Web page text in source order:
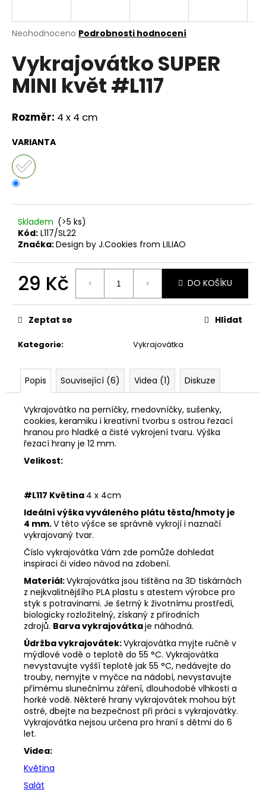
Průměrné
produktu
je
0,0
hvězdiček.
Neohodnoceno Podrobnosti hodnocení
Vykrajovátko SUPER
MINI květ #L117
Rozměr: 4 x 4 cm
VARIANTA
Skladem (>5 ks)
Kód: L117/SL22
Značka:Design by J.Cookies from LILIAO
29 Kč
cena:
DO KOŠÍKU
Kategorie: Vykrajovátka
Zeptat se Hlídat
Popis Související (6) Videa (1) Diskuze
Vykrajovátko na perníčky, medovníčky, sušenky,
cookies, keramiku i kreativní tvorbu s ostrou řezací
hranou pro hladké a čisté vykrojení tvaru. Výška
řezací hrany je 12 mm.
Velikost:
#L117 Květina 4 x 4cm
Ideální výška vyváleného plátu těsta/hmoty je
4 mm.V této výšce se správně vykrojí i naznačí
vykrajovaný tvar.
Číslo vykrajovátka Vám zde pomůže dohledat
inspiraci či video návod na zdobení.
Materiál:Vykrajovátka jsou tištěna na 3D tiskárnách
z nejkvalitnějšího PLA plastu s atestem výrobce pro
styk s potravinami. Je šetrný k životnímu prostředí,
biologicky rozložitelný, získaný z přírodních
zdrojů. Barva vykrajovátkaje náhodná.
Údržba vykrajovátek:Vykrajovátka myjte ručně v
mýdlové vodě o teplotě do 55 °C. Vykrajovátka
nevystavujte vyšší teplotě jak 55 °C, nedávejte do
trouby, nemyjte v myčce na nádobí, nevystavujte
přímému slunečnímu záření, dlouhodobé vlhkosti a
horké vodě. Některé hrany vykrajovátek mohou být
ostré, dbejte na bezpečnost při práci s vykrajovátky.
Vykrajovátka nejsou určena pro hraní s dětmi do 6
let.
Videa:
Květina
Salát
j
t
?
D
o
p
o
č
u
e
m
VYKRAJOVÁTKA
VELIKONOČNÍ
ZVÍŘÁTKA
Kč